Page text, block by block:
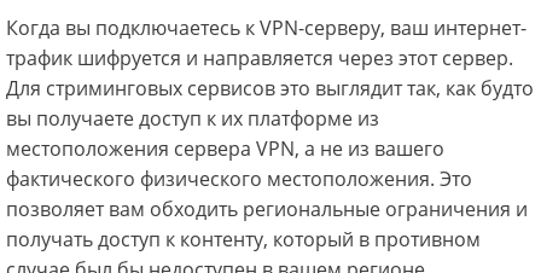
Когда вы подключаетесь к VPN-серверу, ваш интернет-
трафик шифруется и направляется через этот сервер.
Для стриминговых сервисов это выглядит так, как будто
вы получаете доступ к их платформе из
местоположения сервера VPN, а не из вашего
фактического физического местоположения. Это
позволяет вам обходить региональные ограничения и
получать доступ к контенту, который в противном